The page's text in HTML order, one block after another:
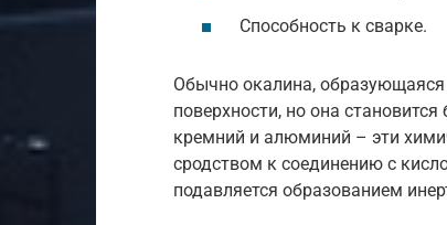
Способность к сварке.
Обычно окалина, образующаяся
поверхности, но она
кремний и алюминий – эти
сродством к соединению с
подавляется образованием